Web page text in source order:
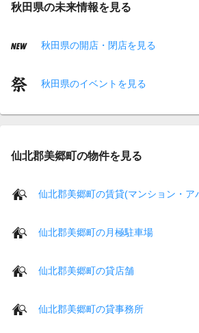
秋田県の未来情報を見る
秋田県の開店・閉店を見る
秋田県のイベントを見る
仙北郡美郷町の物件を見る
仙北郡美郷町の賃貸(マンション・ア
仙北郡美郷町の月極駐車場
仙北郡美郷町の貸店舗
仙北郡美郷町の貸事務所